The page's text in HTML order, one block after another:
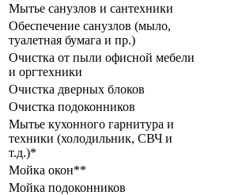
Мытье санузлов и сантехники
Обеспечение санузлов (мыло,
туалетная бумага и пр.)
Очистка от пыли офисной мебели
и оргтехники
Очистка дверных блоков
Очистка подоконников
Мытье кухонного гарнитура и
техники (холодильник, СВЧ и
т.д.)*
Мойка окон**
Мойка подоконников